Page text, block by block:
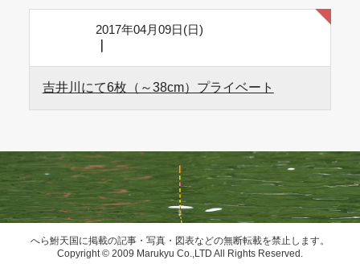
2017年04月09日(日)
｜
吉井川にて6枚（～38cm）プライベート
へら鮒天国に掲載の記事・写真・図表などの無断転載を禁止します。
Copyright © 2009 Marukyu Co.,LTD All Rights Reserved.